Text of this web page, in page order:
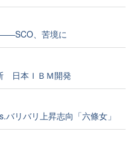
、苦境に
日本ＩＢＭ開発
リバリ上昇志向「六條女」